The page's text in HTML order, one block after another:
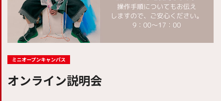
ミニオープンキャンパス
オンライン説明会